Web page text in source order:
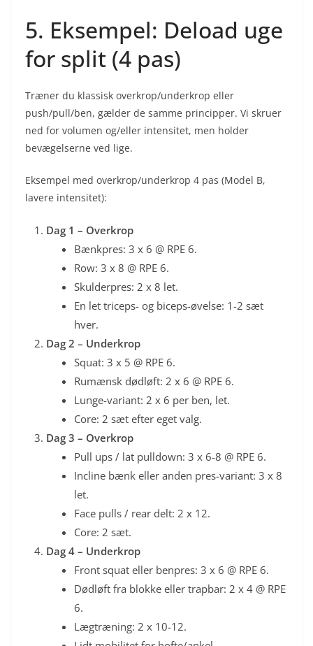
5. Eksempel: Deload uge
for split (4 pas)
Træner du klassisk overkrop/underkrop eller
push/pull/ben, gælder de samme principper. Vi skruer
ned for volumen og/eller intensitet, men holder
bevægelserne ved lige.
Eksempel med overkrop/underkrop 4 pas (Model B,
lavere intensitet):
Dag 1 – Overkrop
Bænkpres: 3 x 6 @ RPE 6.
Row: 3 x 8 @ RPE 6.
Skulderpres: 2 x 8 let.
En let triceps- og biceps-øvelse: 1-2 sæt
hver.
Dag 2 – Underkrop
Squat: 3 x 5 @ RPE 6.
Rumænsk dødløft: 2 x 6 @ RPE 6.
Lunge-variant: 2 x 6 per ben, let.
Core: 2 sæt efter eget valg.
Dag 3 – Overkrop
Pull ups / lat pulldown: 3 x 6-8 @ RPE 6.
Incline bænk eller anden pres-variant: 3 x 8
let.
Face pulls / rear delt: 2 x 12.
Core: 2 sæt.
Dag 4 – Underkrop
Front squat eller benpres: 3 x 6 @ RPE 6.
Dødløft fra blokke eller trapbar: 2 x 4 @ RPE
6.
Lægtræning: 2 x 10-12.